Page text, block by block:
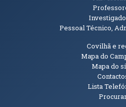
Pessoal Técnico,
InformaçõesCovilhã e
Mapa do
Mapa do
Lista